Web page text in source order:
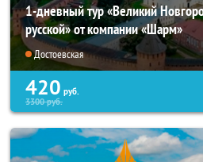
1-дневный тур «Великий
русской» от компании «Шарм»
Достоевская
420 руб.
3300руб.